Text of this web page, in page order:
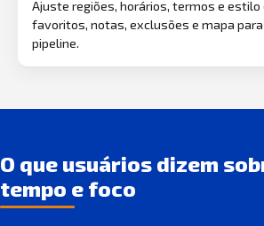
Ajuste regiões, horários, termos e estilo
favoritos, notas, exclusões e mapa
pipeline.
O que usuários dizem
tempo e foco